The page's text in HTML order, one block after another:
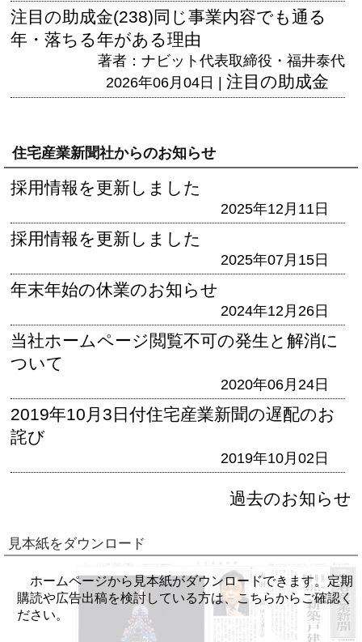
注目の助成金(238)同じ事業内容でも通る
年・落ちる年がある理由
著者：ナビット代表取締役・福井泰代
2026年06月04日 | 注目の助成金
住宅産業新聞社からのお知らせ
採用情報を更新しました
2025年12月11日
採用情報を更新しました
2025年07月15日
年末年始の休業のお知らせ
2024年12月26日
当社ホームページ閲覧不可の発生と解消に
ついて
2020年06月24日
2019年10月3日付住宅産業新聞の遅配のお
詫び
2019年10月02日
過去のお知らせ
見本紙をダウンロード
ホームページから見本紙がダウンロードできます。定期
購読や広告出稿を検討している方は、こちらからご確認く
ださい。